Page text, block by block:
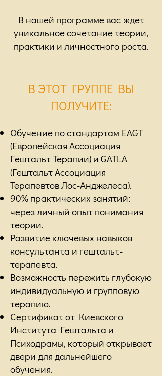
В нашей программе вас ждет
уникальное сочетание теории,
практики и личностного роста.
В ЭТОТ ГРУППЕ ВЫ
ПОЛУЧИТЕ:
Обучение по стандартам EAGT
(Европейская Ассоциация
Гештальт Терапии) и GATLA
(Гештальт Ассоциация
Терапевтов Лос-Анджелеса).
90% практических занятий:
через личный опыт понимания
теории.
Развитие ключевых навыков
консультанта и гештальт-
терапевта.
Возможность пережить глубокую
индивидуальную и групповую
терапию.
Сертификат от Киевского
Института Гештальта и
Психодрамы, который открывает
двери для дальнейшего
обучения.